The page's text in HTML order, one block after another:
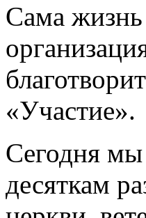
Сама
«Участие».
Сегодня
десяткам